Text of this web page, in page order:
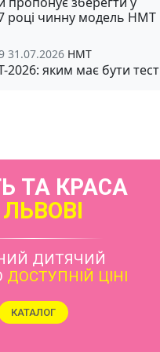
році чинну модель НМТ
31.07.2026 НМТ
2026: яким має бути тест
ТА КРАСА
ДИТЯЧИЙ
ДОСТУПНІЙ ЦІНІ
КАТАЛОГ